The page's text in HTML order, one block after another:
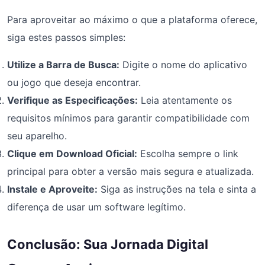
Para aproveitar ao máximo o que a plataforma oferece,
siga estes passos simples:
Utilize a Barra de Busca: Digite o nome do aplicativo
ou jogo que deseja encontrar.
Verifique as Especificações: Leia atentamente os
requisitos mínimos para garantir compatibilidade com
seu aparelho.
Clique em Download Oficial: Escolha sempre o link
principal para obter a versão mais segura e atualizada.
Instale e Aproveite: Siga as instruções na tela e sinta a
diferença de usar um software legítimo.
Conclusão: Sua Jornada Digital